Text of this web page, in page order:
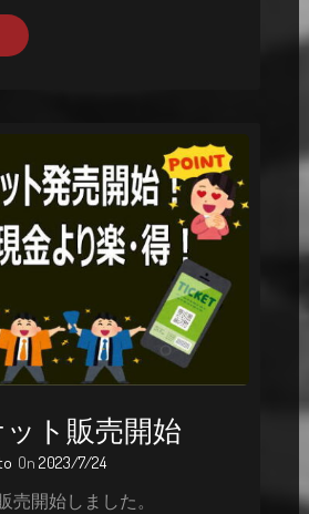
ト販売開始
On 2023/7/24
売開始しました。